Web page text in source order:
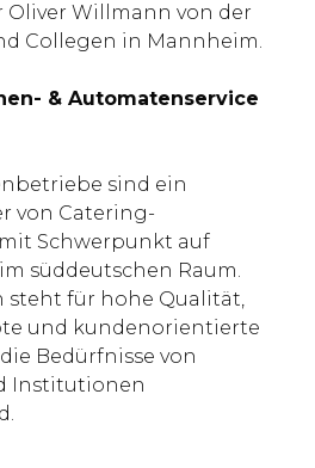
Oliver Willmann von der
Collegen in Mannheim.
& Automatenservice
sind ein
von Catering-
Schwerpunkt auf
süddeutschen Raum.
steht für hohe Qualität,
und kundenorientierte
Bedürfnisse von
Institutionen